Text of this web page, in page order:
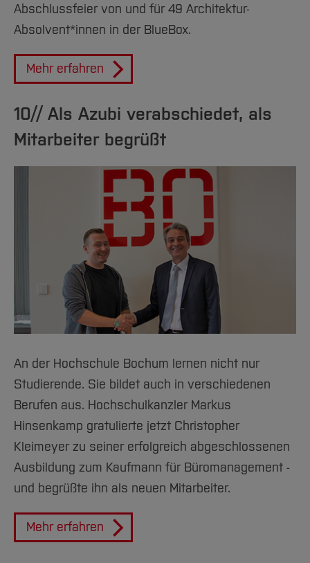
Abschlussfeier von und für 49 Architektur-
Absolvent*innen in der BlueBox.
Mehr erfahren
10// Als Azubi verabschiedet, als
Mitarbeiter begrüßt
An der Hochschule Bochum lernen nicht nur
Studierende. Sie bildet auch in verschiedenen
Berufen aus. Hochschulkanzler Markus
Hinsenkamp gratulierte jetzt Christopher
Kleimeyer zu seiner erfolgreich abgeschlossenen
Ausbildung zum Kaufmann für Büromanagement -
und begrüßte ihn als neuen Mitarbeiter.
Mehr erfahren